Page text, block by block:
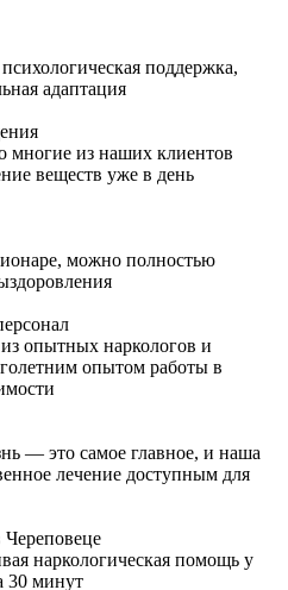
поддержка,
адаптация
из наших клиентов
веществ уже в день
можно полностью
опытных наркологов и
опытом работы в
— это самое главное, и наша
лечение доступным для
наркологическая помощь у
30 минут